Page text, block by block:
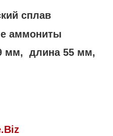
сплав
аммониты
мм, длина 55 мм,